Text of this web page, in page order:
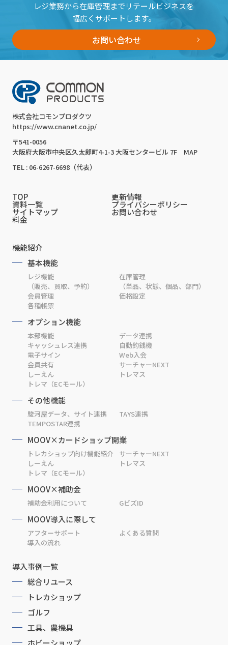
レジ業務から在庫管理までリテールビジネスを
幅広くサポートします。
お問い合わせ
株式会社コモンプロダクツ
https://www.cnanet.co.jp/
〒541-0056
大阪府大阪市中央区久太郎町4-1-3 大阪センタービル 7F
MAP
TEL : 06-6267-6698（代表）
TOP 更新情報
資料一覧 プライバシーポリシー
サイトマップ お問い合わせ
料金
機能紹介
基本機能
レジ機能
（販売、買取、予約）
在庫管理
（単品、状態、個品、部門）
会員管理
価格設定
各種帳票
オプション機能
本部機能
データ連携
キャッシュレス連携
自動釣銭機
電子サイン
Web入会
会員共有
サーチャーNEXT
しーえん
トレマス
トレマ（ECモール）
その他機能
駿河屋データ、サイト連携
TAYS連携
TEMPOSTAR連携
MOOV×カードショップ開業
トレカショップ向け機能紹介
サーチャーNEXT
しーえん
トレマス
トレマ（ECモール）
MOOV×補助金
補助金利用について GビズID
MOOV導入に際して
アフターサポート
よくある質問
導入の流れ
導入事例一覧
総合リユース
トレカショップ
ゴルフ
工具、農機具
ホビーショップ